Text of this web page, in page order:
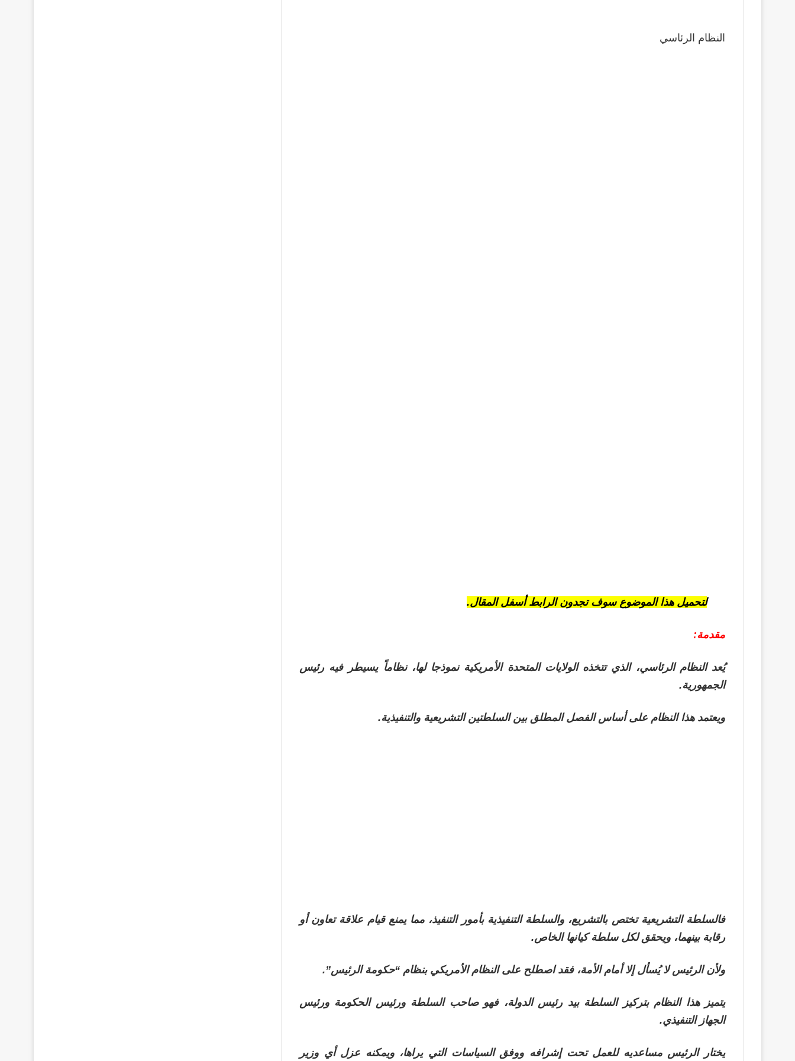
النظام الرئاسي
لتحميل هذا الموضوع سوف تجدون الرابط أسفل المقال.
مقدمة:
يُعد النظام الرئاسي، الذي تتخذه الولايات المتحدة الأمريكية نموذجا لها، نظاماً يسيطر فيه رئيس
الجمهورية.
ويعتمد هذا النظام على أساسالفصل المطلق بين السلطتين التشريعية والتنفيذية.
فالسلطة التشريعية تختص بالتشريع، والسلطة التنفيذية بأمور التنفيذ، مما يمنع قيام علاقة تعاون أو
رقابة بينهما، ويحقق لكل سلطة كيانها الخاص.
ولأن الرئيس لا يُسأل إلا أمام الأمة، فقد اصطلح على النظام الأمريكي بنظام “حكومة الرئيس”.
يتميز هذا النظام بتركيز السلطة بيد رئيس الدولة، فهو صاحب السلطة ورئيس الحكومة ورئيس
الجهاز التنفيذي.
يختار الرئيس مساعديه للعمل تحت إشرافه ووفق السياسات التي يراها، ويمكنه عزل أي وزير